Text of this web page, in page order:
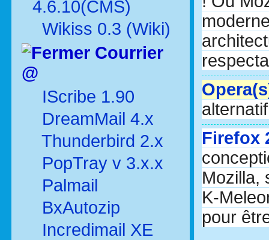
4.6.10(CMS)
Wikiss 0.3 (Wiki)
Courrier
@
IScribe 1.90
DreamMail 4.x
Thunderbird 2.x
PopTray v 3.x.x
Palmail
BxAutozip
Incredimail XE
Firefox
Mozilla,
K-
pour